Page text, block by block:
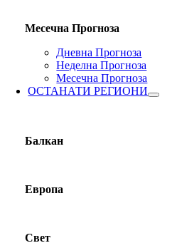
Месечна Прогноза
Дневна Прогноза
Неделна Прогноза
Месечна Прогноза
ОСТАНАТИ РЕГИОНИ
Балкан
Европа
Свет